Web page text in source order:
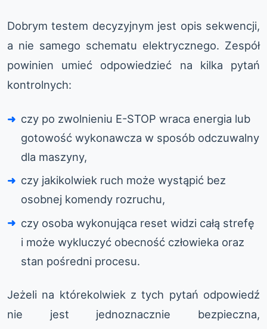
Dobrym testem decyzyjnym jest opis sekwencji,
a nie samego schematu elektrycznego. Zespół
powinien umieć odpowiedzieć na kilka pytań
kontrolnych:
czy po zwolnieniu E-STOP wraca energia lub
gotowość wykonawcza w sposób odczuwalny
dla maszyny,
czy jakikolwiek ruch może wystąpić bez
osobnej komendy rozruchu,
czy osoba wykonująca reset widzi całą strefę
i może wykluczyć obecność człowieka oraz
stan pośredni procesu.
Jeżeli na którekolwiek z tych pytań odpowiedź
nie jest jednoznacznie bezpieczna,